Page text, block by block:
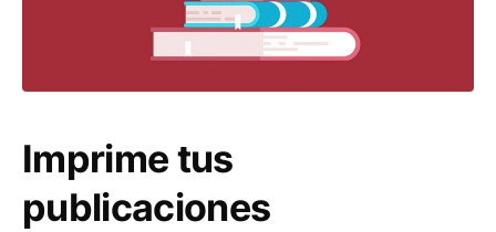
Imprime tus
publicaciones